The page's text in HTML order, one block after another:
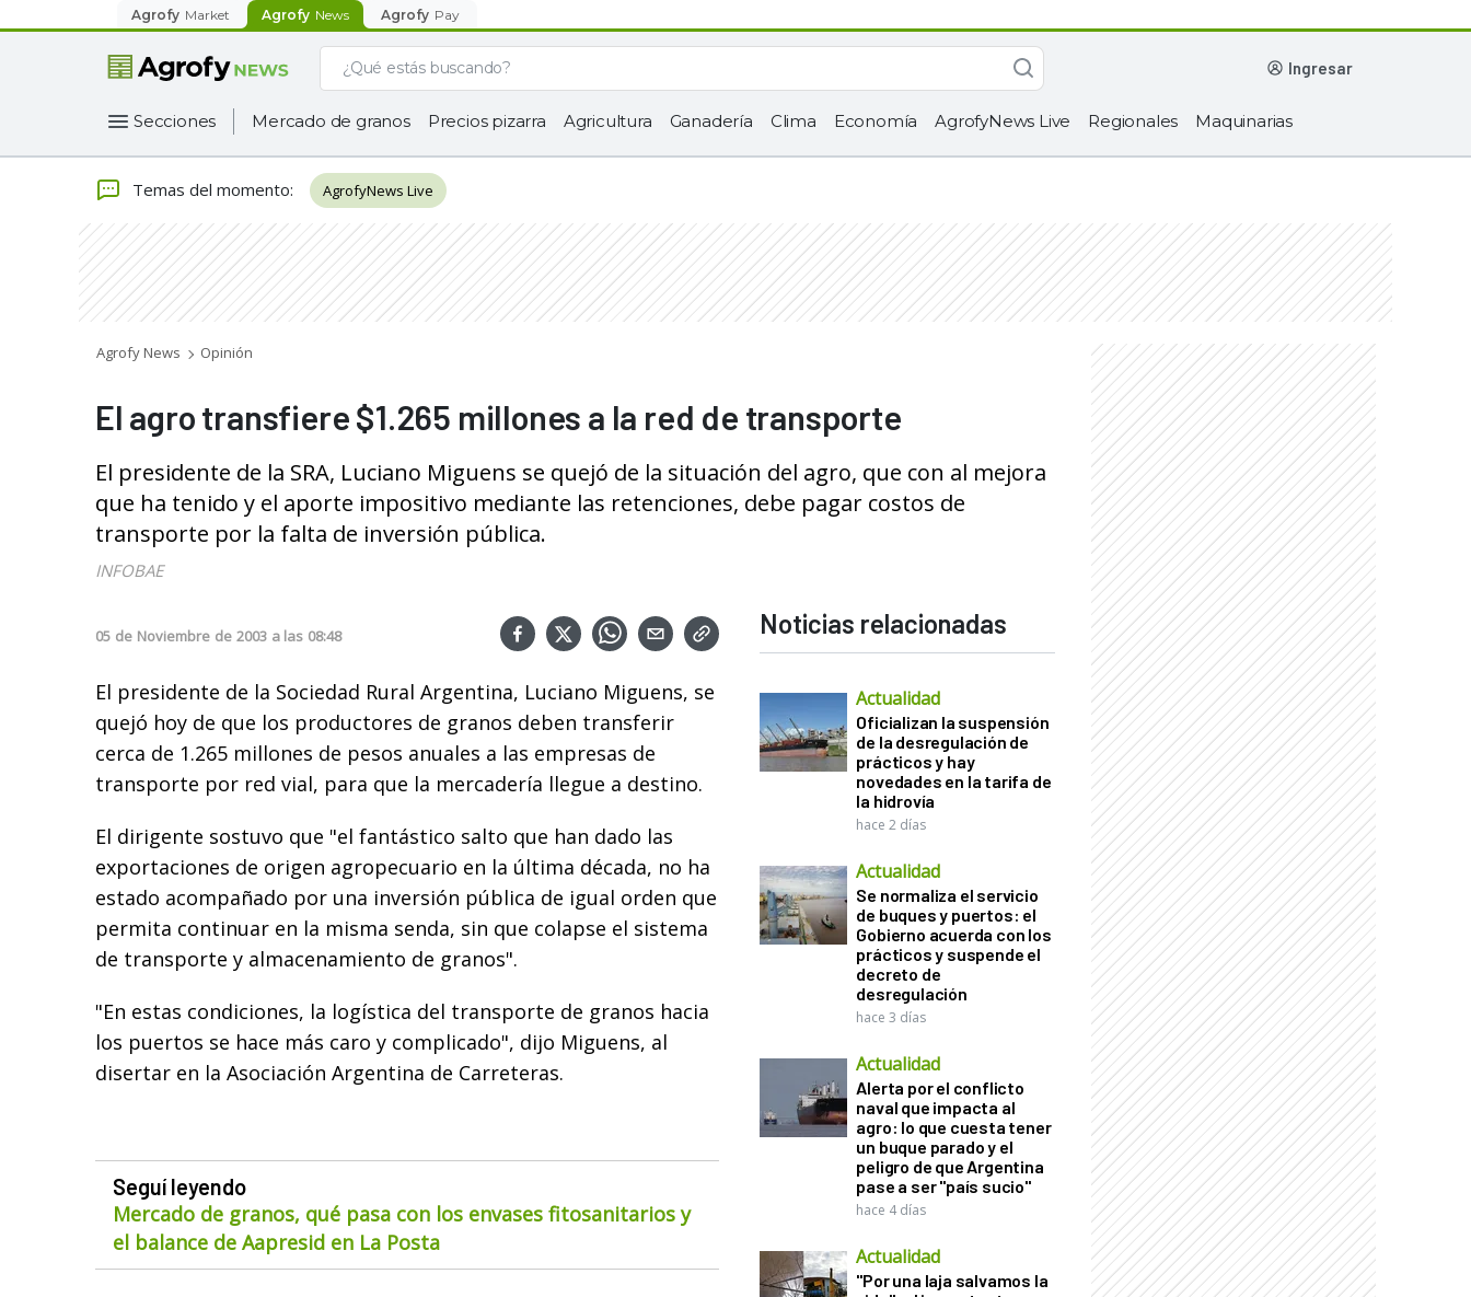
Agrofy Market Agrofy News Agrofy Pay
ingresar
Secciones Mercado de granos Precios pizarra Agricultura Ganadería Clima Economía AgrofyNews Live Regionales Maquinarias
Temas del momento: AgrofyNews Live
Agrofy News Opinión
El agro transfiere $1.265 millones a la red de transporte
El presidente de la SRA, Luciano Miguens se quejó de la situación del agro, que con al mejora
que ha tenido y el aporte impositivo mediante las retenciones, debe pagar costos de
transporte por la falta de inversión pública.
INFOBAE
05 de Noviembre de 2003 a las 08:48
El presidente de la Sociedad Rural Argentina, Luciano Miguens, se
quejó hoy de que los productores de granos deben transferir
cerca de 1.265 millones de pesos anuales a las empresas de
transporte por red vial, para que la mercadería llegue a destino.
El dirigente sostuvo que "el fantástico salto que han dado las
exportaciones de origen agropecuario en la última década, no ha
estado acompañado por una inversión pública de igual orden que
permita continuar en la misma senda, sin que colapse el sistema
de transporte y almacenamiento de granos".
"En estas condiciones, la logística del transporte de granos hacia
los puertos se hace más caro y complicado", dijo Miguens, al
disertar en la Asociación Argentina de Carreteras.
Seguí leyendo
Mercado de granos, qué pasa con los envases fitosanitarios y
el balance de Aapresid en La Posta
Noticias relacionadas
Actualidad
Oficializan la suspensión
de la desregulación de
prácticos y hay
novedades en la tarifa de
la hidrovía
hace 2 días
Actualidad
Se normaliza el servicio
de buques y puertos: el
Gobierno acuerda con los
prácticos y suspende el
decreto de
desregulación
hace 3 días
Actualidad
Alerta por el conflicto
naval que impacta al
agro: lo que cuesta tener
un buque parado y el
peligro de que Argentina
pase a ser "país sucio"
hace 4 días
Actualidad
"Por una laja salvamos la